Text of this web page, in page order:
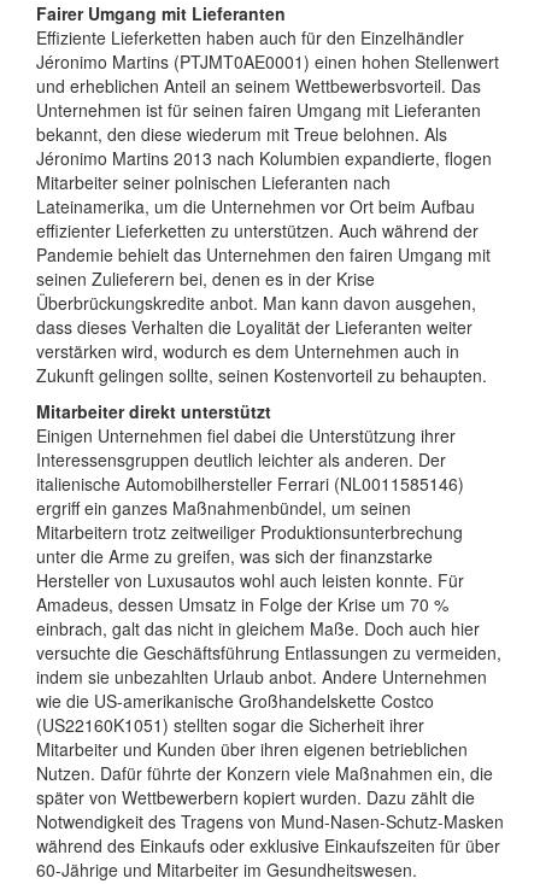
Fairer Umgang mit Lieferanten
Effiziente Lieferketten haben auch für den Einzelhändler
Jéronimo Martins (PTJMT0AE0001) einen hohen Stellenwert
und erheblichen Anteil an seinem Wettbewerbsvorteil. Das
Unternehmen ist für seinen fairen Umgang mit Lieferanten
bekannt, den diese wiederum mit Treue belohnen. Als
Jéronimo Martins 2013 nach Kolumbien expandierte, flogen
Mitarbeiter seiner polnischen Lieferanten nach
Lateinamerika, um die Unternehmen vor Ort beim Aufbau
effizienter Lieferketten zu unterstützen. Auch während der
Pandemie behielt das Unternehmen den fairen Umgang mit
seinen Zulieferern bei, denen es in der Krise
Überbrückungskredite anbot. Man kann davon ausgehen,
dass dieses Verhalten die Loyalität der Lieferanten weiter
verstärken wird, wodurch es dem Unternehmen auch in
Zukunft gelingen sollte, seinen Kostenvorteil zu behaupten.
Mitarbeiter direkt unterstützt
Einigen Unternehmen fiel dabei die Unterstützung ihrer
Interessensgruppen deutlich leichter als anderen. Der
italienische Automobilhersteller Ferrari (NL0011585146)
ergriff ein ganzes Maßnahmenbündel, um seinen
Mitarbeitern trotz zeitweiliger Produktionsunterbrechung
unter die Arme zu greifen, was sich der finanzstarke
Hersteller von Luxusautos wohl auch leisten konnte. Für
Amadeus, dessen Umsatz in Folge der Krise um 70 %
einbrach, galt das nicht in gleichem Maße. Doch auch hier
versuchte die Geschäftsführung Entlassungen zu vermeiden,
indem sie unbezahlten Urlaub anbot. Andere Unternehmen
wie die US-amerikanische Großhandelskette Costco
(US22160K1051) stellten sogar die Sicherheit ihrer
Mitarbeiter und Kunden über ihren eigenen betrieblichen
Nutzen. Dafür führte der Konzern viele Maßnahmen ein, die
später von Wettbewerbern kopiert wurden. Dazu zählt die
Notwendigkeit des Tragens von Mund-Nasen-Schutz-Masken
während des Einkaufs oder exklusive Einkaufszeiten für über
60-Jährige und Mitarbeiter im Gesundheitswesen.